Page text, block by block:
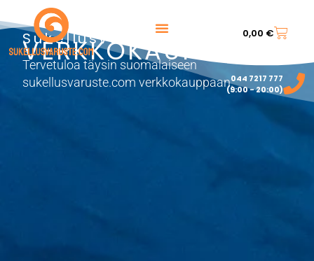
0,00 €
044 7217 777‬
(9:00 - 20:00)
Sukellusvarusteet
VERKKOKAUPPA
Tervetuloa täysin suomalaiseen
sukellusvaruste.com verkkokauppaan.